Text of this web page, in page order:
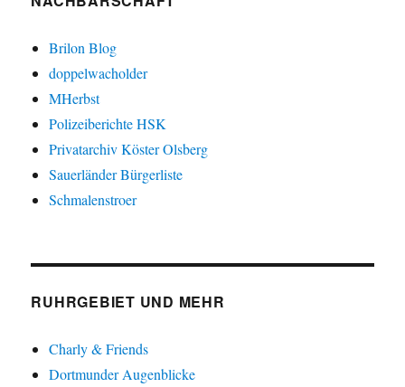
Brilon Blog
doppelwacholder
MHerbst
Polizeiberichte HSK
Privatarchiv Köster Olsberg
Sauerländer Bürgerliste
Schmalenstroer
RUHRGEBIET UND MEHR
Charly & Friends
Dortmunder Augenblicke